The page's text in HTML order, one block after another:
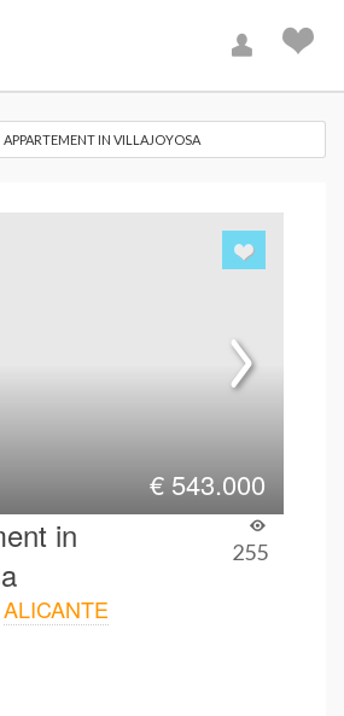
APPARTEMENT IN VILLAJOYOSA
€ 543.000
in
255
ALICANTE